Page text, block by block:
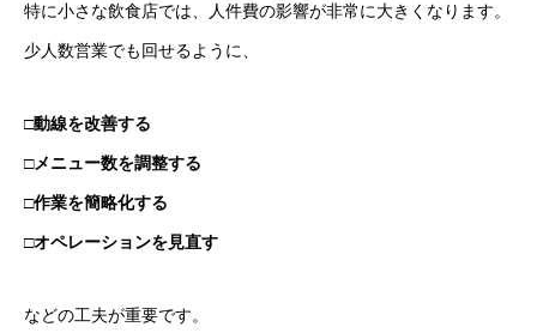
特に小さな飲食店では、人件費の影響が非常に大きくなります。
少人数営業でも回せるように、
□動線を改善する
□メニュー数を調整する
□作業を簡略化する
□オペレーションを見直す
などの工夫が重要です。